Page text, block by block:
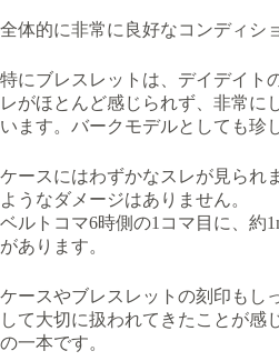
全体的に非常に良好なコンディシ
特にブレスレットは、デイデイト
レがほとんど感じられず、非常に
います。バークモデルとしても珍
ケースにはわずかなスレが見られ
ようなダメージはありません。
ベルトコマ6時側の1コマ目に、約
があります。
ケースやブレスレットの刻印もし
して大切に扱われてきたことが感
の一本です。